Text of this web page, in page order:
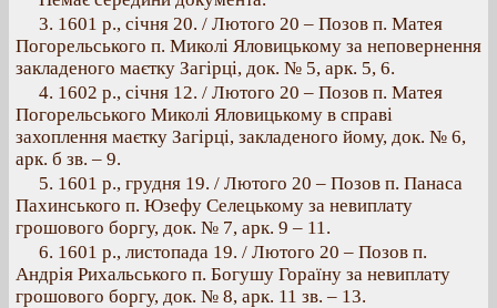
3. 1601 p., січня 20. / Лютого 20 – Позов п. Матея
Погорельського п. Миколі Яловицькому за неповернення
закладеного маєтку Загірці, док. № 5, арк. 5, 6.
4. 1602 р., січня 12. / Лютого 20 – Позов п. Матея
Погорельського Миколі Яловицькому в справі
захоплення маєтку Загірці, закладеного йому, док. № 6,
арк. б зв. – 9.
5. 1601 p., грудня 19. / Лютого 20 – Позов п. Панаса
Пахинського п. Юзефу Селецькому за невиплату
грошового боргу, док. № 7, арк. 9 – 11.
6. 1601 p., листопада 19. / Лютого 20 – Позов п.
Андрія Рихальського п. Богушу Гораїну за невиплату
грошового боргу, док. № 8, арк. 11 зв. – 13.